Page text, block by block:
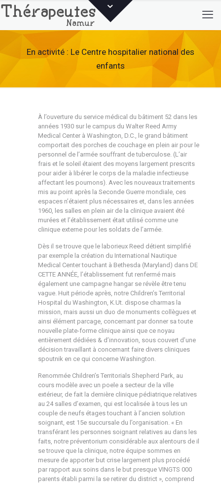
En activité : Le Centre hospitalier national des
enfants
À l’ouverture du service médical du bâtiment 52 dans les
années 1930 sur le campus du Walter Reed Army
Medical Center à Washington, D.C., le grand bâtiment
comportait des porches de couchage en plein air pour le
personnel de l’armée souffrant de tuberculose. (L’air
frais et le soleil étaient des moyens largement prescrits
pour aider à libérer le corps de la maladie infectieuse
affectant les poumons). Avec les nouveaux traitements
mis au point après la Seconde Guerre mondiale, ces
espaces n’étaient plus nécessaires et, dans les années
1960, les salles en plein air de la clinique avaient été
murées et l’établissement était utilisé comme une
clinique externe pour les soldats de l’armée.
Dès il se trouve que le laborieux Reed détient simplifié
par exemple la création du International Nautique
Medical Center touchant à Bethesda (Maryland) dans DE
CETTE ANNÉE, l’établissement fut renfermé mais
également une campagne hangar se révèle être tenu
vague. Huit période après, notre Children’s Territorial
Hospital du Washington, K.Ut. dispose charmas la
mission, mais aussi un duo de monuments collègues et
ainsi élément parcage, concernant par donner sa toute
nouvelle plate-forme clinique ainsi que ce noyau
entièrement dédiées & d’innovation, sous couvert d’une
décision travaillant à concernant faire divers cliniques
spoutnik en ce qui concerne Washington.
Renommée Children’s Territorials Shepherd Park, au
cours modèle avec un poele a secteur de la ville
extérieur, de fait la dernière clinique pédiatrique relatives
au 24 salles d’examen, qui est localisée à tous les un
couple de neufs étages touchant à l’ancien solution
soignant, est 15e succursale du l’organisation. « En
transférant les personnes soignant relatives au dans les
faits, notre préventorium considérable aux alentours de il
se trouve que la clinique, notre équipe sommes en
mesure de apporter but crise largement plus procédé
par rapport aux soins dans le but presque VINGTS 000
parents établi parmi la se retirer du district », comprend